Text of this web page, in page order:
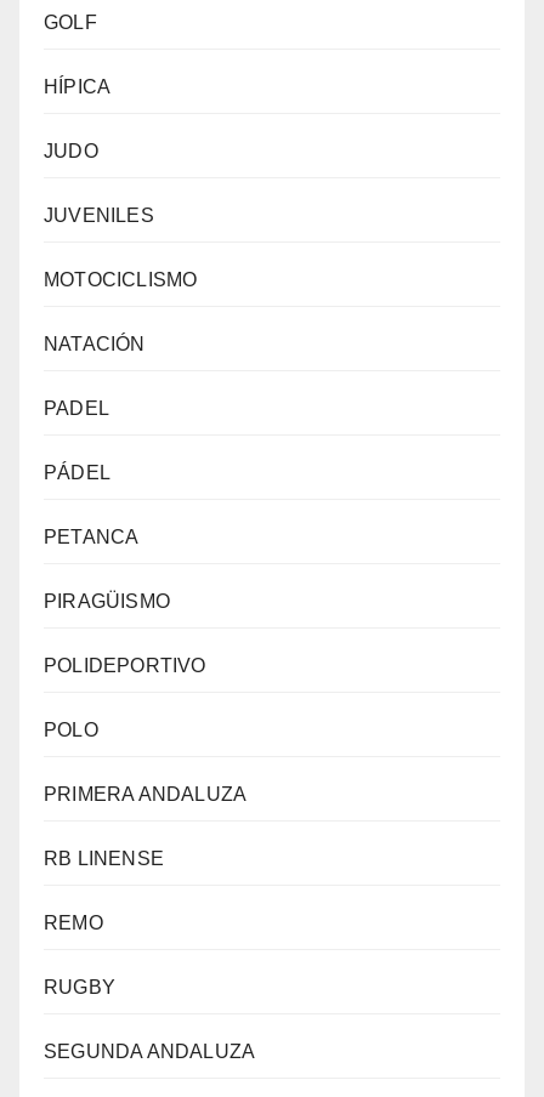
GOLF
HÍPICA
JUDO
JUVENILES
MOTOCICLISMO
NATACIÓN
PADEL
PÁDEL
PETANCA
PIRAGÜISMO
POLIDEPORTIVO
POLO
PRIMERA ANDALUZA
RB LINENSE
REMO
RUGBY
SEGUNDA ANDALUZA